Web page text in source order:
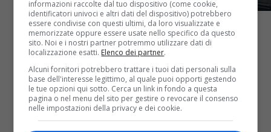
Attualità2 anni fa
L’8 marzo all’Ospedale di Biella una
giornata di prevenzione dedicata alle
informazioni raccolte dal tuo dispositivo (come cookie,
identificatori univoci e altri dati del dispositivo) potrebbero
essere condivise con questi ultimi, da loro visualizzate e
memorizzate oppure essere usate nello specifico da questo
sito. Noi e i nostri partner potremmo utilizzare dati di
localizzazione esatti. Elenco dei partner.
Alcuni fornitori potrebbero trattare i tuoi dati personali sulla
base dell'interesse legittimo, al quale puoi opporti gestendo
le tue opzioni qui sotto. Cerca un link in fondo a questa
pagina o nel menu del sito per gestire o revocare il consenso
nelle impostazioni della privacy e dei cookie.